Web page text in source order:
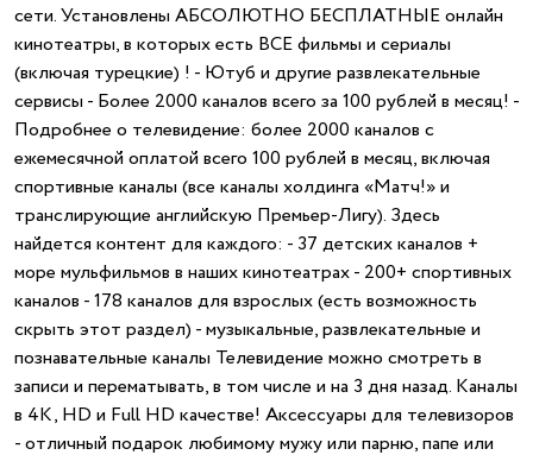
сети. Установлены АБСОЛЮТНО БЕСПЛАТНЫЕ онлайн
кинотеатры, в которых есть ВСЕ фильмы и сериалы
(включая турецкие) ! - Ютуб и другие развлекательные
сервисы - Более 2000 каналов всего за 100 рублей в месяц! -
Подробнее о телевидение: более 2000 каналов с
ежемесячной оплатой всего 100 рублей в месяц, включая
спортивные каналы (все каналы холдинга «Матч!» и
транслирующие английскую Премьер-Лигу). Здесь
найдется контент для каждого: - 37 детских каналов +
море мульфильмов в наших кинотеатрах - 200+ спортивных
каналов - 178 каналов для взрослых (есть возможность
скрыть этот раздел) - музыкальные, развлекательные и
познавательные каналы Телевидение можно смотреть в
записи и перематывать, в том числе и на 3 дня назад. Каналы
в 4K, HD и Full HD качестве! Аксессуары для телевизоров
- отличный подарок любимому мужу или парню, папе или